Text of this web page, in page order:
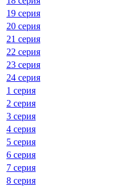
19 серия
20 серия
21 серия
22 серия
23 серия
24 серия
1 серия
2 серия
3 серия
4 серия
5 серия
6 серия
7 серия
8 серия